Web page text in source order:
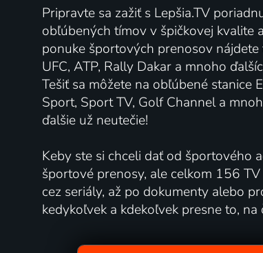
Pripravte sa zažiť s Lepšia.TV
obľúbených tímov v špičkovej kvalite
ponuke športových prenosov
UFC, ATP, Rally Dakar a mnoho
Tešiť sa môžete na obľúbené
Sport, Sport TV, Golf Channel a
ďalšie už neutečie!
Keby ste si chceli dať od športového
športové prenosy, ale celkom 156
cez seriály, až po dokumenty alebo
kedykoľvek a kdekoľvek presne to, na